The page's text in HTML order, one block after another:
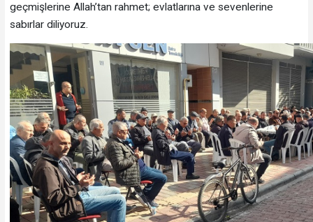
geçmişlerine Allah’tan rahmet; evlatlarına ve sevenlerine
sabırlar diliyoruz.